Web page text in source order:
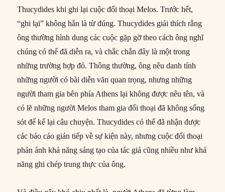
Thucydides khi ghi lại cuộc đối thoại Melos. Trước hết,
“ghi lại” không hẳn là từ đúng. Thucydides giải thích rằng
ông thường hình dung các cuộc gặp gỡ theo cách ông nghĩ
chúng có thể đã diễn ra, và chắc chắn đây là một trong
những trường hợp đó. Thông thường, ông nêu danh tính
những người có bài diễn văn quan trọng, nhưng những
người tham gia bên phía Athens lại không được nêu tên, và
có lẽ những người Melos tham gia đối thoại đã không sống
sót để kể lại câu chuyện. Thucydides có thể đã nhận được
các báo cáo gián tiếp về sự kiện này, nhưng cuộc đối thoại
phản ánh khả năng sáng tạo của tác giả cũng nhiều như khả
năng ghi chép trung thực của ông.